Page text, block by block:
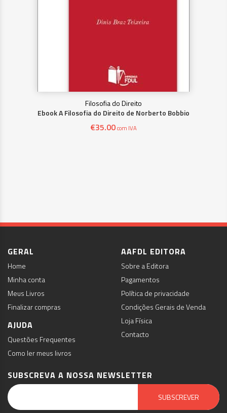
Filosofia do Direito
Ebook A Filosofia do Direito de Norberto Bobbio
€35.00com IVA
GERAL
Home
Minha conta
Meus Livros
Finalizar compras
AJUDA
Questões Frequentes
Como ler meus livros
AAFDL EDITORA
Sobre a Editora
Pagamentos
Política de privacidade
Condições Gerais de Venda
Loja Física
Contacto
SUBSCREVA A NOSSA NEWSLETTER
SUBSCREVER
Email Marketing by E-goi